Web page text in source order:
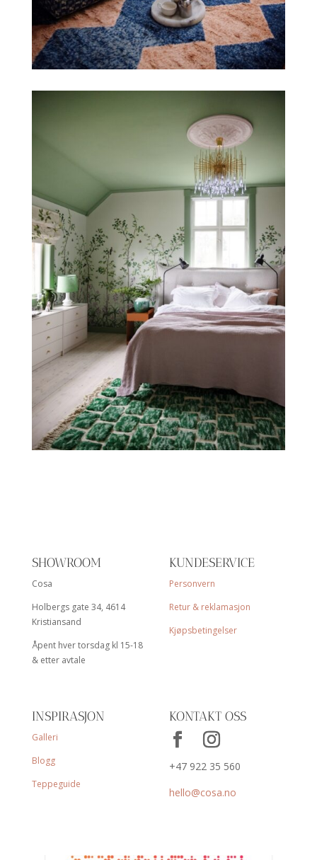
SHOWROOM
Cosa
Holbergs gate 34, 4614
Kristiansand
Åpent hver torsdag kl 15-18
& etter avtale
KUNDESERVICE
Personvern
Retur & reklamasjon
Kjøpsbetingelser
INSPIRASJON
Galleri
Blogg
Teppeguide
KONTAKT OSS
+47 922 35 560
hello@cosa.no